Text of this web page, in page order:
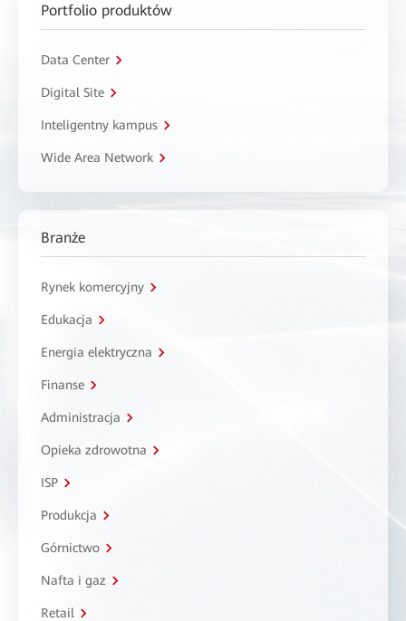
Portfolio produktów
Data Center
Digital Site
Inteligentny kampus
Wide Area Network
Branże
Rynek komercyjny
Edukacja
Energia elektryczna
Finanse
Administracja
Opieka zdrowotna
ISP
Produkcja
Górnictwo
Nafta i gaz
Retail